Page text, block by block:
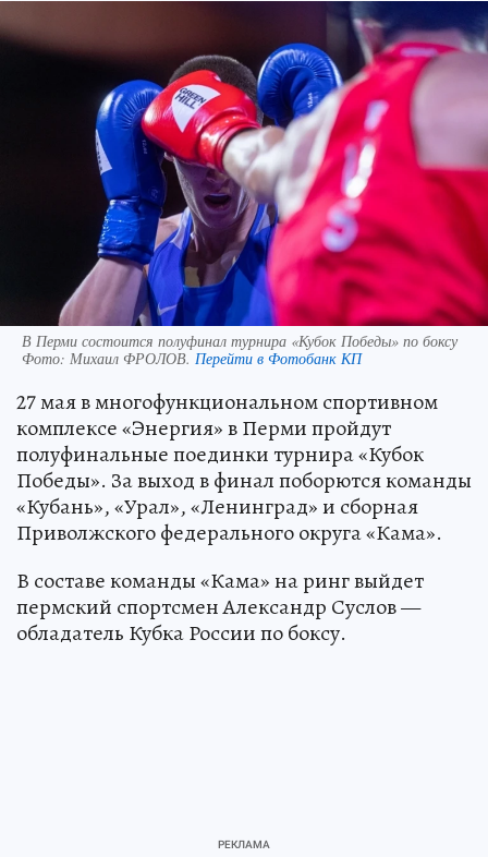
В Перми состоится полуфинал турнира «Кубок Победы» по боксу
Фото: Михаил ФРОЛОВ. Перейти в Фотобанк КП
27 мая в многофункциональном спортивном
комплексе «Энергия» в Перми пройдут
полуфинальные поединки турнира «Кубок
Победы». За выход в финал поборются команды
«Кубань», «Урал», «Ленинград» и сборная
Приволжского федерального округа «Кама».
В составе команды «Кама» на ринг выйдет
пермский спортсмен Александр Суслов —
обладатель Кубка России по боксу.